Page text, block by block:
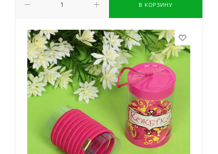
В КОРЗИНУ